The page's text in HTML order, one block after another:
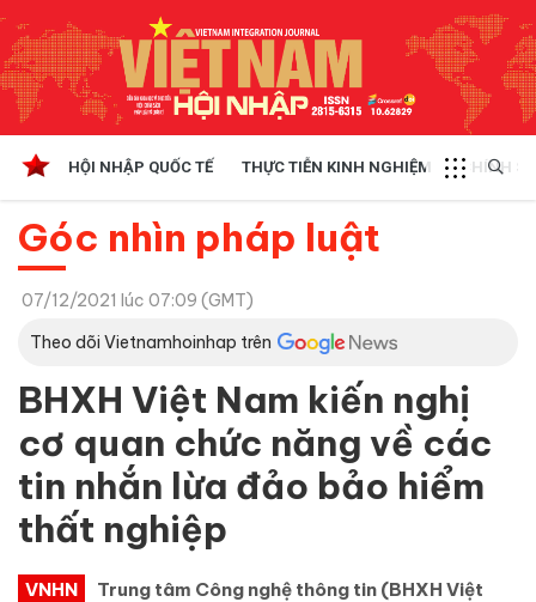
HỘI NHẬP QUỐC TẾ THỰC TIỄN KINH NGHIỆM CHÍNH
Góc nhìn pháp luật
07/12/2021 lúc 07:09 (GMT)
Theo dõi Vietnamhoinhap trên
BHXH Việt Nam kiến nghị
cơ quan chức năng về các
tin nhắn lừa đảo bảo hiểm
thất nghiệp
VNHN
Trung tâm Công nghệ thông tin (BHXH Việt